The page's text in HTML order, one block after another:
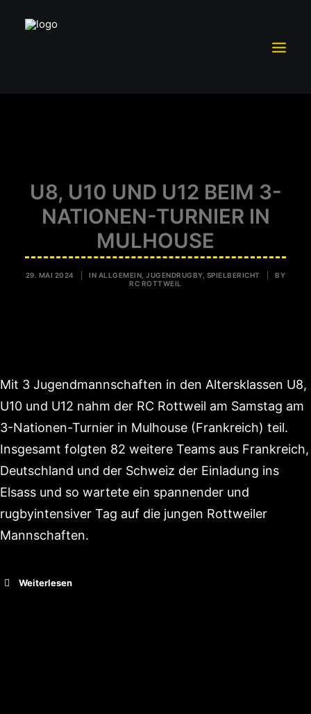
SCHUTZKONZEPT
FÖRDERVEREIN RCR E.V.
SPONSOREN UND PARTNER
VORSTAND
U8, U10 UND U12 BEIM 3-
NATIONEN-TURNIER IN
MULHOUSE
29. MAI 2024 IN ALLGEMEIN ,JUGENDRUGBY, SPIELBERICHT
BY
RC ROTTWEIL
Mit 3 Jugendmannschaften in den Altersklassen U8,
U10 und U12 nahm der RC Rottweil am Samstag am
3-Nationen-Turnier in Mulhouse (Frankreich) teil.
Insgesamt folgten 82 weitere Teams aus Frankreich,
Deutschland und der Schweiz der Einladung ins
Elsass und so wartete ein spannender und
rugbyintensiver Tag auf die jungen Rottweiler
Mannschaften.
Weiterlesen